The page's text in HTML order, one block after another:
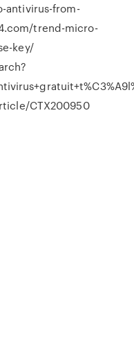
antivirus-from-
trend-micro-
key/
CTX200950